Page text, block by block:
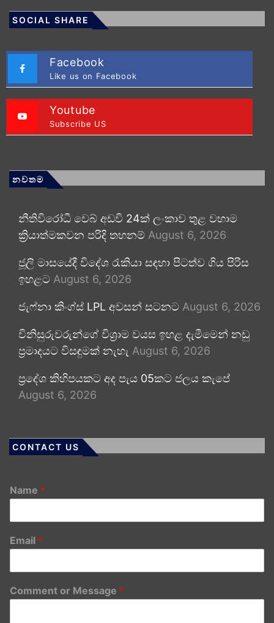
SOCIAL SHARE
Facebook
Like us on Facebook
Youtube
Subscribe US
නවතම
නීතිවිරෝධී වෙබ් අඩවි 24ක් ලංකාව තුළ වහාම
ක්‍රියාත්මකවන පරිදි තහනම් August 6, 2026
ජූලි මාසයේදී විදේශ රැකියා සඳහා පිටත්ව ගිය පිරිස
ඉහළට August 6, 2026
ජැෆ්නා කිංග්ස් LPL අවසන් සටනට August 6, 2026
විනිසුරුවරුන්ගේ විශ්‍රාම වයස ඉහළ දැමීමෙන් නඩු
ප්‍රමාදයට විසඳුමක් නැහැ August 6, 2026
ප්‍රදේශ කිහිපයකට අද පැය 05කට ජලය කැපේ
August 6, 2026
CONTACT US
Name *
Email *
Comment or Message *